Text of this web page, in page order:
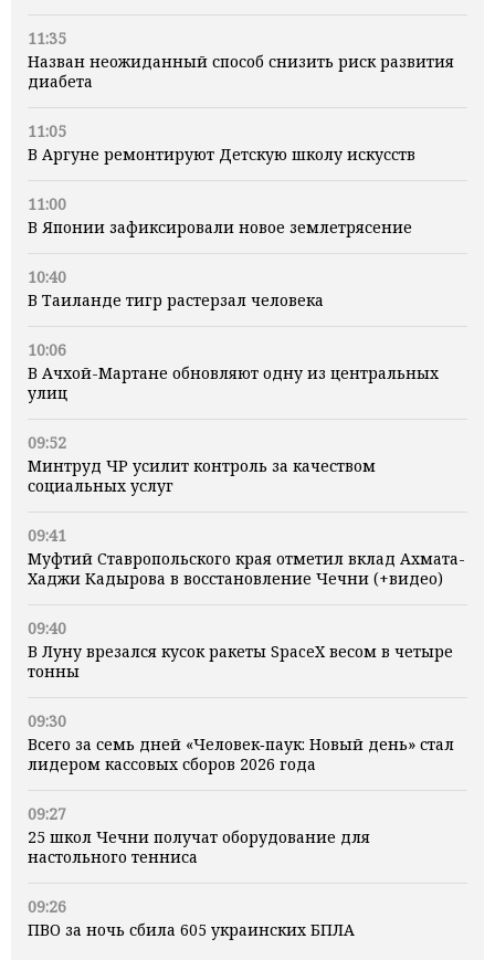
11:35
Назван неожиданный способ снизить риск развития
диабета
11:05
В Аргуне ремонтируют Детскую школу искусств
11:00
В Японии зафиксировали новое землетрясение
10:40
В Таиланде тигр растерзал человека
10:06
В Ачхой-Мартане обновляют одну из центральных
улиц
09:52
Минтруд ЧР усилит контроль за качеством
социальных услуг
09:41
Муфтий Ставропольского края отметил вклад Ахмата-
Хаджи Кадырова в восстановление Чечни (+видео)
09:40
В Луну врезался кусок ракеты SpaceX весом в четыре
тонны
09:30
Всего за семь дней «Человек‑паук: Новый день» стал
лидером кассовых сборов 2026 года
09:27
25 школ Чечни получат оборудование для
настольного тенниса
09:26
ПВО за ночь сбила 605 украинских БПЛА